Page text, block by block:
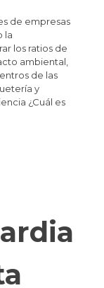
de empresas
la
los ratios de
ambiental,
de las
y
¿Cuál es